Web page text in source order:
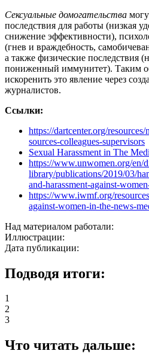
Сексуальные домогательства
последствия для работы (низкая
снижение эффективности),
(гнев и враждебность,
а также физические последствия
пониженный иммунитет). Таким
искоренить это явление через
журналистов.
Ссылки:
https://dartcenter.org/
sources-colleagues-supervisors
Sexual Harassment in The
https://www.unwomen.org/en/
library/publications/2019/03/
and-harassment-against-
https://www.iwmf.org/
against-women-in-the-news-
Над материалом работали:
Иллюстрации:
Дата публикации:
Подводя итоги:
1
2
3
Что читать дальше: